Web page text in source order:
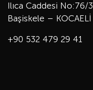
Ilıca Caddesi No:76/3
Başiskele – KOCAELİ
+90 532 479 29 41